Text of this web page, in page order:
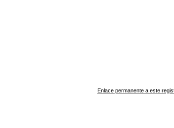
Enlace permanente a este